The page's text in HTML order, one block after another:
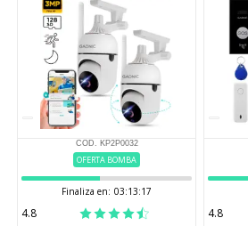
COD. KP2P0032
OFERTA BOMBA
Finaliza en: 03:13:16
4.8
4.8